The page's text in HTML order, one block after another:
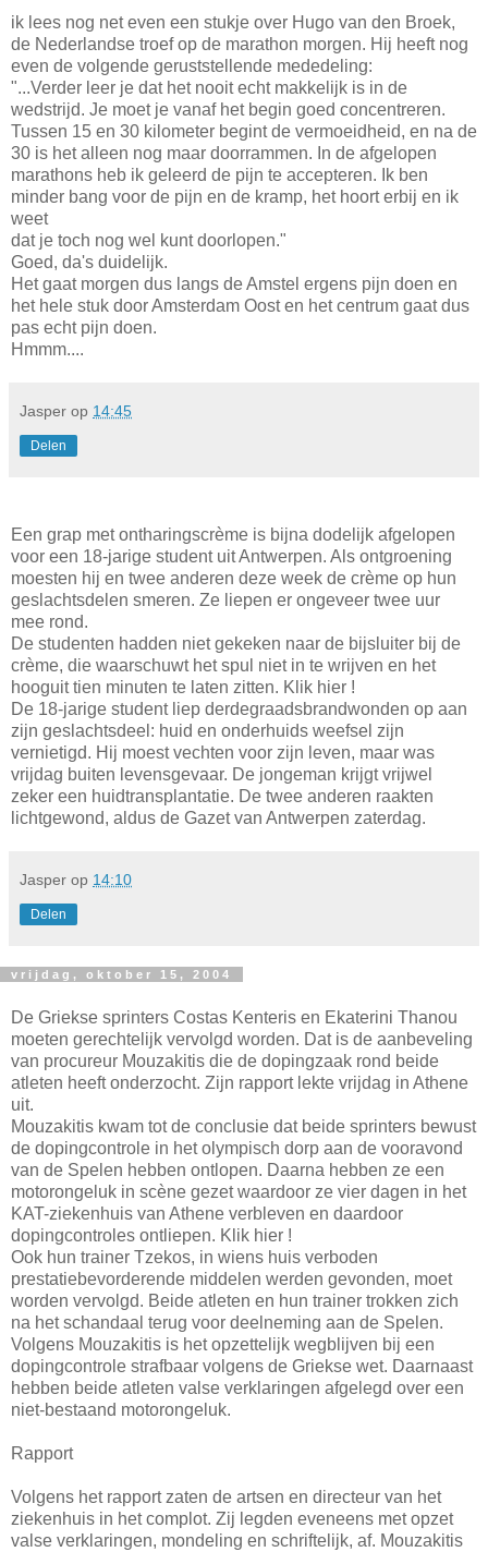
ik lees nog net even een stukje over Hugo van den Broek,
de Nederlandse troef op de marathon morgen. Hij heeft nog
even de volgende geruststellende mededeling:
"...Verder leer je dat het nooit echt makkelijk is in de
wedstrijd. Je moet je vanaf het begin goed concentreren.
Tussen 15 en 30 kilometer begint de vermoeidheid, en na de
30 is het alleen nog maar doorrammen. In de afgelopen
marathons heb ik geleerd de pijn te accepteren. Ik ben
minder bang voor de pijn en de kramp, het hoort erbij en ik
weet
dat je toch nog wel kunt doorlopen."
Goed, da's duidelijk.
Het gaat morgen dus langs de Amstel ergens pijn doen en
het hele stuk door Amsterdam Oost en het centrum gaat dus
pas echt pijn doen.
Hmmm....
Jasper op 14:45
Delen
Een grap met ontharingscrème is bijna dodelijk afgelopen
voor een 18-jarige student uit Antwerpen. Als ontgroening
moesten hij en twee anderen deze week de crème op hun
geslachtsdelen smeren. Ze liepen er ongeveer twee uur
mee rond.
De studenten hadden niet gekeken naar de bijsluiter bij de
crème, die waarschuwt het spul niet in te wrijven en het
hooguit tien minuten te laten zitten. Klik hier !
De 18-jarige student liep derdegraadsbrandwonden op aan
zijn geslachtsdeel: huid en onderhuids weefsel zijn
vernietigd. Hij moest vechten voor zijn leven, maar was
vrijdag buiten levensgevaar. De jongeman krijgt vrijwel
zeker een huidtransplantatie. De twee anderen raakten
lichtgewond, aldus de Gazet van Antwerpen zaterdag.
Jasper op 14:10
Delen
vrijdag, oktober 15, 2004
De Griekse sprinters Costas Kenteris en Ekaterini Thanou
moeten gerechtelijk vervolgd worden. Dat is de aanbeveling
van procureur Mouzakitis die de dopingzaak rond beide
atleten heeft onderzocht. Zijn rapport lekte vrijdag in Athene
uit.
Mouzakitis kwam tot de conclusie dat beide sprinters bewust
de dopingcontrole in het olympisch dorp aan de vooravond
van de Spelen hebben ontlopen. Daarna hebben ze een
motorongeluk in scène gezet waardoor ze vier dagen in het
KAT-ziekenhuis van Athene verbleven en daardoor
dopingcontroles ontliepen. Klik hier !
Ook hun trainer Tzekos, in wiens huis verboden
prestatiebevorderende middelen werden gevonden, moet
worden vervolgd. Beide atleten en hun trainer trokken zich
na het schandaal terug voor deelneming aan de Spelen.
Volgens Mouzakitis is het opzettelijk wegblijven bij een
dopingcontrole strafbaar volgens de Griekse wet. Daarnaast
hebben beide atleten valse verklaringen afgelegd over een
niet-bestaand motorongeluk.
Rapport
Volgens het rapport zaten de artsen en directeur van het
ziekenhuis in het complot. Zij legden eveneens met opzet
valse verklaringen, mondeling en schriftelijk, af. Mouzakitis